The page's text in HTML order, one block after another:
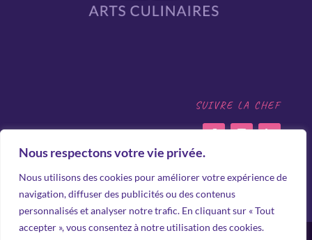
Nous respectons votre vie privée.
Nous utilisons des cookies pour améliorer votre expérience de
navigation, diffuser des publicités ou des contenus
personnalisés et analyser notre trafic. En cliquant sur « Tout
accepter », vous consentez à notre utilisation des cookies.
SUIVRE LA CHEF
prestations privées. Bretagne Morbihan,
Presqu’île de Rhuys, Arzon.